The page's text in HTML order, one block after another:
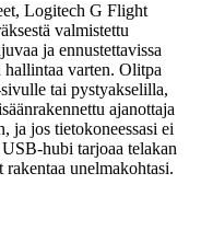
Logitech G Flight
valmistettu
ja ennustettavissa
varten. Olitpa
tai pystyakselilla,
ajanottaja
ja jos tietokoneessasi ei
hubi tarjoaa telakan
unelmakohtasi.